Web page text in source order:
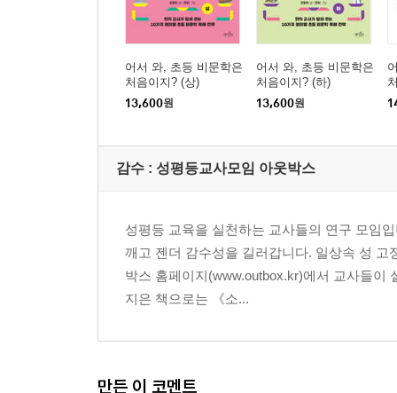
어서 와, 초등 비문학은
처음이지? (상)
13,600원
어서 와, 초등 비문학은
처음이지? (하)
13,600원
감수 : 성평등교사모임 아웃박스
성평등 교육을 실천하는 교사들의 연구 모임
깨고 젠더 감수성을 길러갑니다. 일상속 성
박스 홈페이지(www.outbox.kr)에서 교사들이
지은 책으로는 《소...
만든 이 코멘트